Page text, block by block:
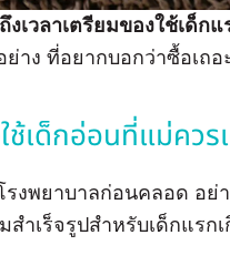
วลาเตรียมของใช้เด็กแ
ย่าง ที่อยากบอกว่าซื้อเถ
ช้เด็กอ่อนที่แม่ควร
งพยาบาลก่อนคลอด อย่
ำเร็จรูปสำหรับเด็กแรกเ